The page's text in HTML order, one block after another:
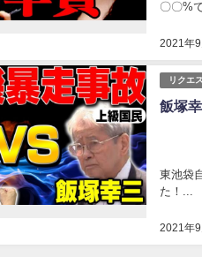
2021年9
〇〇%
リクエ
飯塚
2021年9
東池袋
た！...